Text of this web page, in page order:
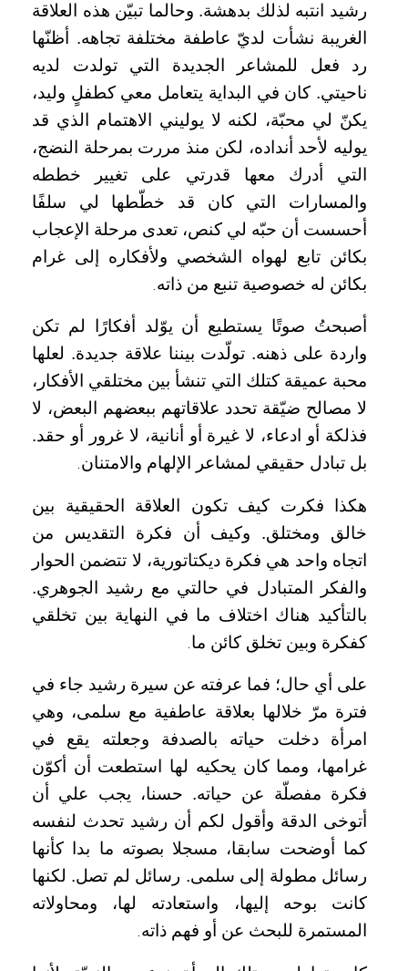
رشيد انتبه لذلك بدهشة. وحالما تبيّن هذه العلاقة
الغريبة نشأت لديّ عاطفة مختلفة تجاهه. أظنّها
رد فعل للمشاعر الجديدة التي تولدت لديه
ناحيتي. كان في البداية يتعامل معي كطفلٍ وليد،
يكنّ لي محبّة، لكنه لا يوليني الاهتمام الذي قد
يوليه لأحد أنداده، لكن منذ مررت بمرحلة النضج،
التي أدرك معها قدرتي على تغيير خططه
والمسارات التي كان قد خطّطها لي سلفًا
أحسست أن حبّه لي كنص، تعدى مرحلة الإعجاب
بكائن تابع لهواه الشخصي ولأفكاره إلى غرام
بكائن له خصوصية تنبع من ذاته.
أصبحتُ صوتًا يستطيع أن يوّلد أفكارًا لم تكن
واردة على ذهنه. تولّدت بيننا علاقة جديدة. لعلها
محبة عميقة كتلك التي تنشأ بين مختلقي الأفكار،
لا مصالح ضيّقة تحدد علاقاتهم ببعضهم البعض، لا
فذلكة أو ادعاء، لا غيرة أو أنانية، لا غرور أو حقد.
بل تبادل حقيقي لمشاعر الإلهام والامتنان.
هكذا فكرت كيف تكون العلاقة الحقيقية بين
خالق ومختلق. وكيف أن فكرة التقديس من
اتجاه واحد هي فكرة ديكتاتورية، لا تتضمن الحوار
والفكر المتبادل في حالتي مع رشيد الجوهري.
بالتأكيد هناك اختلاف ما في النهاية بين تخلقي
كفكرة وبين تخلق كائن ما.
على أي حال؛ فما عرفته عن سيرة رشيد جاء في
فترة مرّ خلالها بعلاقة عاطفية مع سلمى، وهي
امرأة دخلت حياته بالصدفة وجعلته يقع في
غرامها، ومما كان يحكيه لها استطعت أن أكوّن
فكرة مفصلّة عن حياته. حسنا، يجب علي أن
أتوخى الدقة وأقول لكم أن رشيد تحدث لنفسه
كما أوضحت سابقا، مسجلا بصوته ما بدا كأنها
رسائل مطولة إلى سلمى. رسائل لم تصل. لكنها
كانت بوحه إليها، واستعادته لها، ومحاولاته
المستمرة للبحث عن أو فهم ذاته.